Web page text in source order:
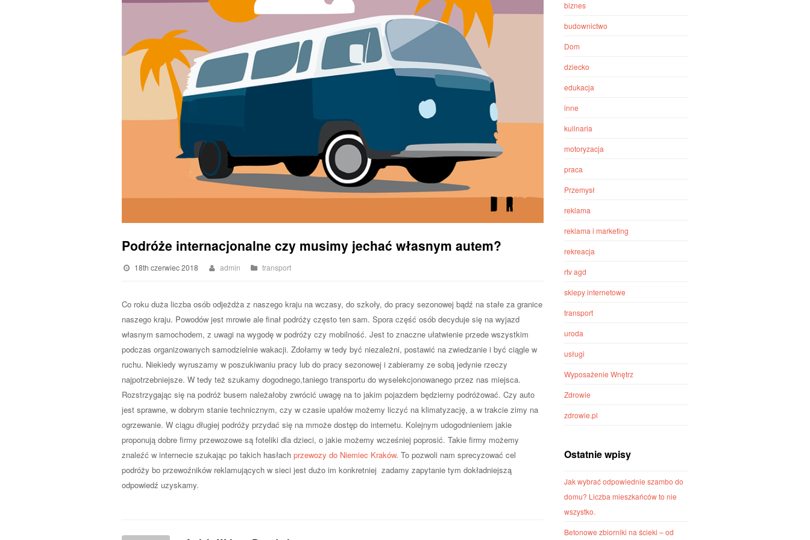
Podróże internacjonalne czy musimy jechać własnym autem?
18th czerwiec 2018 admin transport
Co roku duża liczba osób odjeżdża z naszego kraju na wczasy, do szkoły, do pracy sezonowej bądź na stałe za granice
naszego kraju. Powodów jest mrowie ale finał podróży często ten sam. Spora część osób decyduje się na wyjazd
własnym samochodem, z uwagi na wygodę w podróży czy mobilność. Jest to znaczne ułatwienie przede wszystkim
podczas organizowanych samodzielnie wakacji. Zdołamy w tedy być niezależni, postawić na zwiedzanie i być ciągle w
ruchu. Niekiedy wyruszamy w poszukiwaniu pracy lub do pracy sezonowej i zabieramy ze sobą jedynie rzeczy
najpotrzebniejsze. W tedy też szukamy dogodnego,taniego transportu do wyselekcjonowanego przez nas miejsca.
Rozstrzygając się na podróż busem należałoby zwrócić uwagę na to jakim pojazdem będziemy podróżować. Czy auto
jest sprawne, w dobrym stanie technicznym, czy w czasie upałów możemy liczyć na klimatyzację, a w trakcie zimy na
ogrzewanie. W ciągu długiej podróży przydać się na mmoże dostęp do internetu. Kolejnym udogodnieniem jakie
proponują dobre firmy przewozowe są foteliki dla dzieci, o jakie możemy wcześniej poprosić. Takie firmy możemy
znaleźć w internecie szukając po takich hasłach przewozy do Niemiec Kraków. To pozwoli nam sprecyzować cel
podróży bo przewoźników reklamujących w sieci jest dużo im konkretniej zadamy zapytanie tym dokładniejszą
odpowiedź uzyskamy.
biznes
budownictwo
Dom
dziecko
edukacja
inne
kulinaria
motoryzacja
praca
Przemysł
reklama
reklama i marketing
rekreacja
rtv agd
sklepy internetowe
transport
uroda
usługi
Wyposażenie Wnętrz
Zdrowie
zdrowie.pl
Ostatnie wpisy
Jak wybrać odpowiednie szambo do
domu? Liczba mieszkańców to nie
wszystko.
Betonowe zbiorniki na ścieki – od